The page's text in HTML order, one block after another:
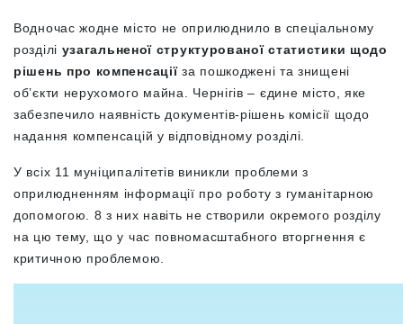
Водночас жодне місто не оприлюднило в спеціальному
розділі узагальненої структурованої статистики щодо
рішень про компенсаціїза пошкоджені та знищені
об’єкти нерухомого майна. Чернігів – єдине місто, яке
забезпечило наявність документів-рішень комісії щодо
надання компенсацій у відповідному розділі.
У всіх 11 муніципалітетів виникли проблеми з
оприлюдненням інформації про роботу з гуманітарною
допомогою. 8 з них навіть не створили окремого розділу
на цю тему, що у час повномасштабного вторгнення є
критичною проблемою.